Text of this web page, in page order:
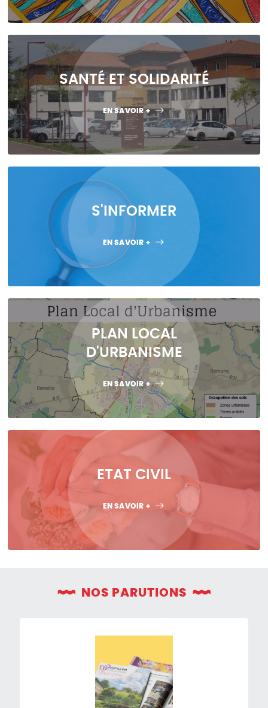
SANTÉ ET SOLIDARITÉ
EN SAVOIR +
S'INFORMER
EN SAVOIR +
PLAN LOCAL
D'URBANISME
EN SAVOIR +
ETAT CIVIL
EN SAVOIR +
NOS PARUTIONS